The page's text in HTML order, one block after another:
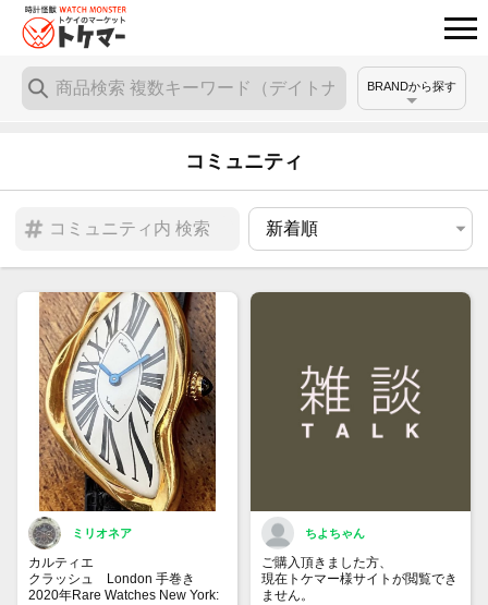
BRANDから探す
コミュニティ
ミリオネア
カルティエ
クラッシュ London 手巻き
2020年Rare Watches New York:
ちよちゃん
ご購入頂きました方、
現在トケマー様サイトが閲覧でき
ません。